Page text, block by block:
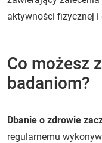
aktywności fizycznej
Co możesz
badaniom?
Dbanie o zdrowie
regularnemu